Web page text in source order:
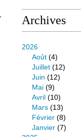
Archives
2026
Août (4)
Juillet (12)
Juin (12)
Mai (9)
Avril (10)
Mars (13)
Février (8)
Janvier (7)